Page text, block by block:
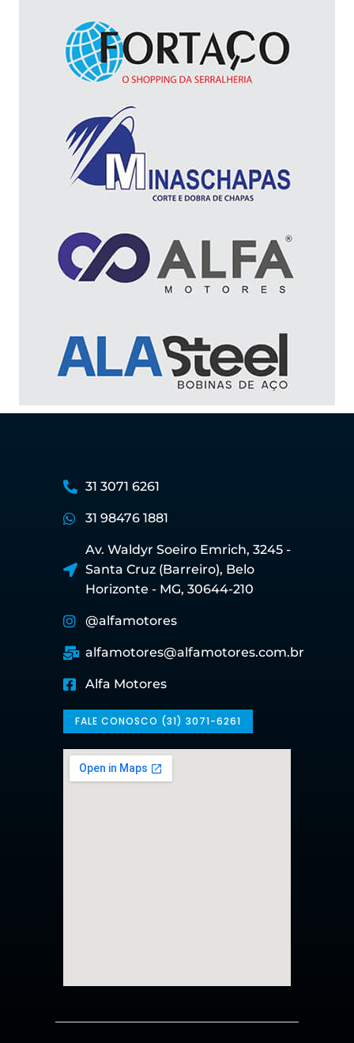
31 3071 6261
31 98476 1881
Av. Waldyr Soeiro Emrich, 3245 -
Santa Cruz (Barreiro), Belo
Horizonte - MG, 30644-210
@alfamotores
alfamotores@alfamotores.com.br
Alfa Motores
FALE CONOSCO (31) 3071-6261